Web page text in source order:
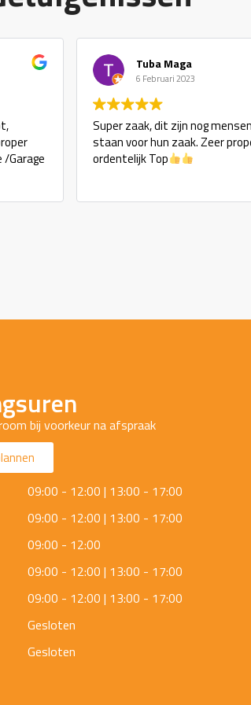
/Garage
Tuba Maga
6 Februari 2023
Super zaak, dit zijn nog
staan voor hun zaak. Zeer
ordentelijk Top
bij voorkeur na afspraak
09:00 - 12:00 | 13:00 - 17:00
09:00 - 12:00 | 13:00 - 17:00
09:00 - 12:00
09:00 - 12:00 | 13:00 - 17:00
09:00 - 12:00 | 13:00 - 17:00
Gesloten
Gesloten